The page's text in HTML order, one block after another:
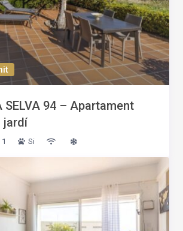
SELVA 94 – Apartament
jardí
1 Si